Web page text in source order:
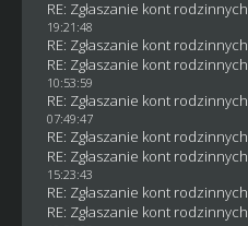
RE: Zgłaszanie kont rodzinnych
19:21:48
RE: Zgłaszanie kont rodzinnych
RE: Zgłaszanie kont rodzinnych
10:53:59
RE: Zgłaszanie kont rodzinnych
07:49:47
RE: Zgłaszanie kont rodzinnych
RE: Zgłaszanie kont rodzinnych
15:23:43
RE: Zgłaszanie kont rodzinnych
RE: Zgłaszanie kont rodzinnych